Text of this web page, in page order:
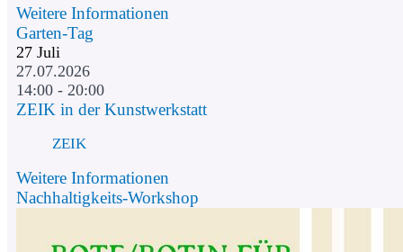
Weitere Informationen
Garten-Tag
27 Juli
27.07.2026
14:00 - 20:00
ZEIK in der Kunstwerkstatt
ZEIK
Weitere Informationen
Nachhaltigkeits-Workshop